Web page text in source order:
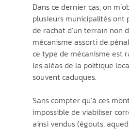
Dans ce dernier cas, on
plusieurs municipalités ont
de rachat d’un terrain non
mécanisme assorti de
ce type de mécanisme est
les aléas de la politique
souvent caduques.
Sans compter qu’à ces
impossible de viabiliser
ainsi vendus (égouts,